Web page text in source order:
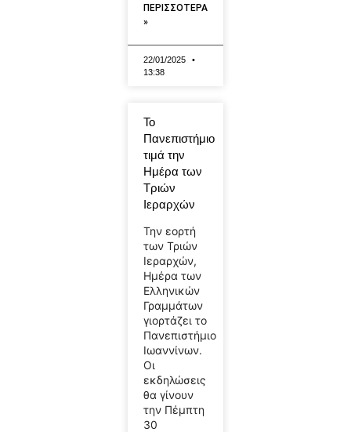
ΠΕΡΙΣΣΟΤΕΡΑ
»
22/01/2025
13:38
Το
Πανεπιστήμιο
τιμά την
Ημέρα των
Τριών
Ιεραρχών
Την εορτή
των Τριών
Ιεραρχών,
Ημέρα των
Ελληνικών
Γραμμάτων
γιορτάζει το
Πανεπιστήμιο
Ιωαννίνων.
Οι
εκδηλώσεις
θα γίνουν
την Πέμπτη
30